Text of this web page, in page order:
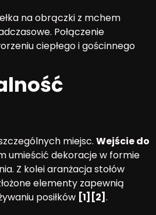
na obrączki z mchem
Połączenie
ciepłego i gościnnego
miejsc. Wejście do
umieścić dekoracje w formie
Z kolei aranżacja stołów
elementy zapewnią
posiłków [1][2] .